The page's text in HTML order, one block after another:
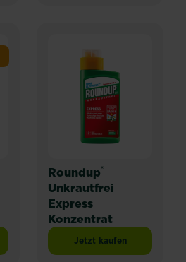
Naturen Hornspäne
Roundup®
Unkrautfrei
Express
Konzentrat
Jetzt kaufen
Roundup®